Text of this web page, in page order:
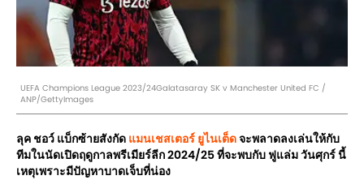
UEFA Champions League 2023/24Galatasaray SK v Manchester United FC /
ANP/GettyImages
ลุค ชอว์ แบ็กซ้ายสังกัด แมนเชสเตอร์ ยูไนเต็ดจะพลาดลงเล่นให้กับ
ทีมในนัดเปิดฤดูกาลพรีเมียร์ลีก 2024/25 ที่จะพบกับ ฟูแล่ม วันศุกร์ นี้
เหตุเพราะมีปัญหาบาดเจ็บที่น่อง